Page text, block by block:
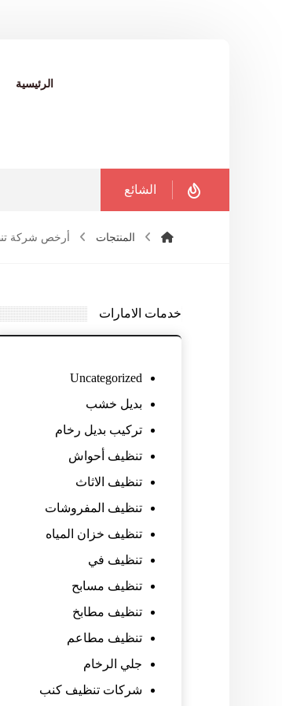
الرئيسية
الشائع
المنتجات أرخص شركة
خدمات الامارات
Uncategorized
بديل خشب
تركيب بديل رخام
تنظيف أحواش
تنظيف الاثاث
تنظيف المفروشات
تنظيف خزان المياه
تنظيف في
تنظيف مسابح
تنظيف مطابخ
تنظيف مطاعم
جلي الرخام
شركات تنظيف كنب